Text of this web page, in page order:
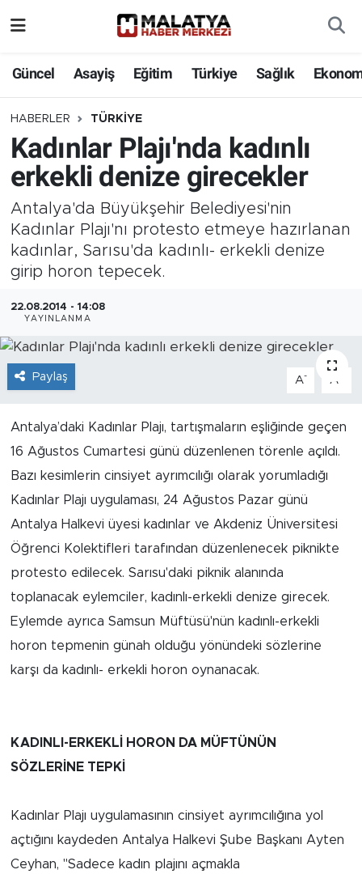
Güncel Asayiş Eğitim Türkiye Sağlık
HABERLER TÜRKIYE
Kadınlar Plajı'nda kadınlı
erkekli denize girecekler
Antalya'da Büyükşehir Belediyesi'nin
Kadınlar Plajı'nı protesto etmeye hazırlanan
kadınlar, Sarısu'da kadınlı- erkekli denize
girip horon tepecek.
22.08.2014 - 14:08
YAYINLANMA
Paylaş A- A
Antalya’daki Kadınlar Plajı, tartışmaların eşliğinde geçen
16 Ağustos Cumartesi günü düzenlenen törenle açıldı.
Bazı kesimlerin cinsiyet ayrımcılığı olarak yorumladığı
Kadınlar Plajı uygulaması, 24 Ağustos Pazar günü
Antalya Halkevi üyesi kadınlar ve Akdeniz Üniversitesi
Öğrenci Kolektifleri tarafından düzenlenecek piknikte
protesto edilecek. Sarısu'daki piknik alanında
toplanacak eylemciler, kadınlı-erkekli denize girecek.
Eylemde ayrıca Samsun Müftüsü'nün kadınlı-erkekli
horon tepmenin günah olduğu yönündeki sözlerine
karşı da kadınlı- erkekli horon oynanacak.
KADINLI-ERKEKLİ HORON DA MÜFTÜNÜN
SÖZLERİNE TEPKİ
Kadınlar Plajı uygulamasının cinsiyet ayrımcılığına yol
açtığını kaydeden Antalya Halkevi Şube Başkanı Ayten
Ceyhan, "Sadece kadın plajını açmakla
Eğitim
Türkiye
Sağlık
Ekonomi
Güncel
Kültür
Teknoloji
İş İlanları
Dünya
Spor
Kuluncak
Yeşilyurt
Akçadağ
Arguvan
Darende